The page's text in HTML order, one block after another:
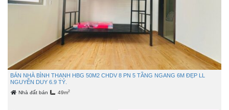
BÁN NHÀ BÌNH THẠNH HBG 50M2 CHDV 8 PN 5 TẦNG NGANG 6M ĐẸP LL
NGUYỄN DUY 6.9 TỶ.
Nhà đất bán 49m2